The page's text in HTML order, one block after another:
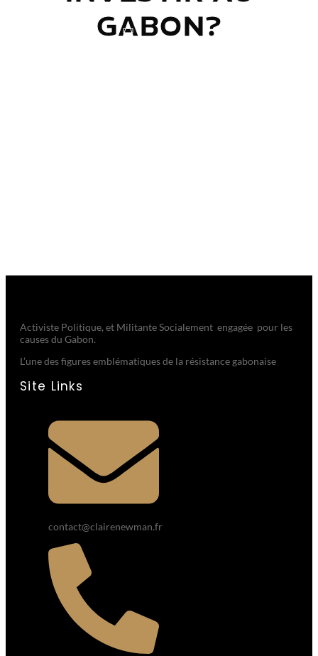
GABON?
Activiste Politique, et Militante Socialement engagée pour les
causes du Gabon.
L’une des figures emblématiques de la résistance gabonaise
Site Links
contact@clairenewman.fr